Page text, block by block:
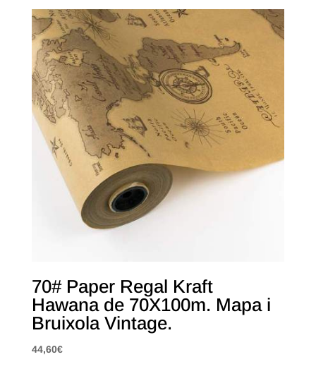
70# Paper Regal Kraft
Hawana de 70X100m. Mapa i
Bruixola Vintage.
44,60€